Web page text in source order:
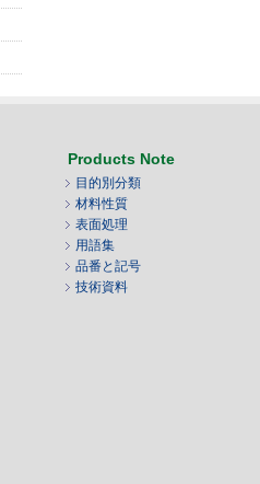
Products Note
目的別分類
材料性質
表面処理
用語集
品番と記号
技術資料